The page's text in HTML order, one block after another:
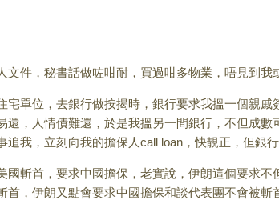
，秘書話做咗咁耐，買過咁多物業，唔見到我
單位，去銀行做按揭時，銀行要求我搵一個親戚
還，人情債難還，於是我搵另一間銀行，不但成
追我，立刻向我的擔保人call loan，快靚正，但銀
斬首，要求中國擔保，老實說，伊朗這個要求不
，伊朗又點會要求中國擔保和談代表團不會被斬